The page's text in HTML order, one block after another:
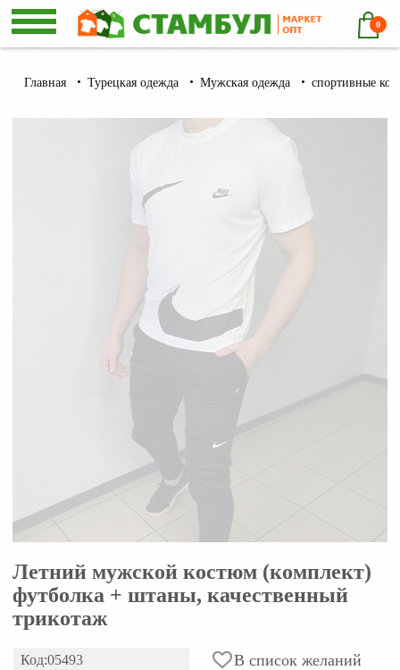
0
Главная Турецкая одежда Мужская одежда спортивные
Летний мужской костюм (комплект)
футболка + штаны, качественный
трикотаж
Код:05493 В список желаний